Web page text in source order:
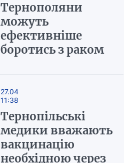
Тернополяни
можуть
ефективніше
боротись з раком
27.04
11:38
Тернопільські
медики вважають
вакцинацію
необхідною через